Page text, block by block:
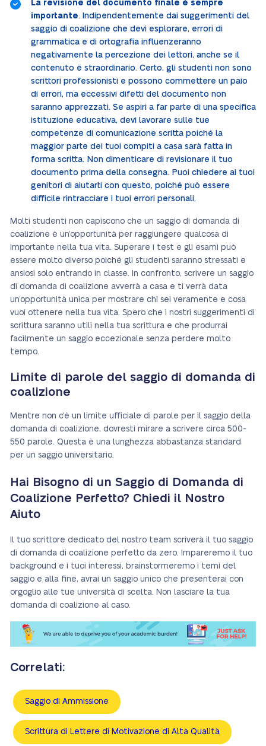
La revisione del documento finale è sempre
importante. Indipendentemente dai suggerimenti del
saggio di coalizione che devi esplorare, errori di
grammatica e di ortografia influenzeranno
negativamente la percezione dei lettori, anche se il
contenuto è straordinario. Certo, gli studenti non sono
scrittori professionisti e possono commettere un paio
di errori, ma eccessivi difetti del documento non
saranno apprezzati. Se aspiri a far parte di una specifica
istituzione educativa, devi lavorare sulle tue
competenze di comunicazione scritta poiché la
maggior parte dei tuoi compiti a casa sarà fatta in
forma scritta. Non dimenticare di revisionare il tuo
documento prima della consegna. Puoi chiedere ai tuoi
genitori di aiutarti con questo, poiché può essere
difficile rintracciare i tuoi errori personali.
Molti studenti non capiscono che un saggio di domanda di
coalizione è un’opportunità per raggiungere qualcosa di
importante nella tua vita. Superare i test e gli esami può
essere molto diverso poiché gli studenti saranno stressati e
ansiosi solo entrando in classe. In confronto, scrivere un saggio
di domanda di coalizione avverrà a casa e ti verrà data
un’opportunità unica per mostrare chi sei veramente e cosa
vuoi ottenere nella tua vita. Spero che i nostri suggerimenti di
scrittura saranno utili nella tua scrittura e che produrrai
facilmente un saggio eccezionale senza perdere molto
tempo.
Limite di parole del saggio di domanda di
coalizione
Mentre non c’è un limite ufficiale di parole per il saggio della
domanda di coalizione, dovresti mirare a scrivere circa 500-
550 parole. Questa è una lunghezza abbastanza standard
per un saggio universitario.
Hai Bisogno di un Saggio di Domanda di
Coalizione Perfetto? Chiedi il Nostro
Aiuto
Il tuo scrittore dedicato del nostro team scriverà il tuo saggio
di domanda di coalizione perfetto da zero. Impareremo il tuo
background e i tuoi interessi, brainstormeremo i temi del
saggio e alla fine, avrai un saggio unico che presenterai con
orgoglio alle tue università di scelta. Non lasciare la tua
domanda di coalizione al caso.
Correlati:
Saggio di Ammissione
Scrittura di Lettere di Motivazione di Alta Qualità